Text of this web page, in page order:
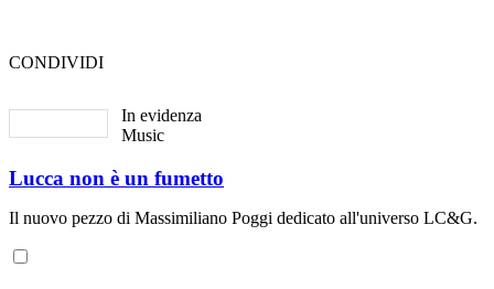
CONDIVIDI
In evidenza
Music
Lucca non è un fumetto
Il nuovo pezzo di Massimiliano Poggi dedicato all'universo LC&G.